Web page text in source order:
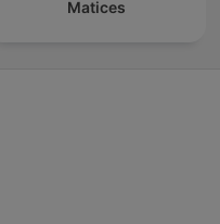
Matices